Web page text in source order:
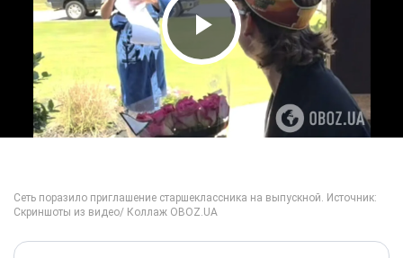
Play Video